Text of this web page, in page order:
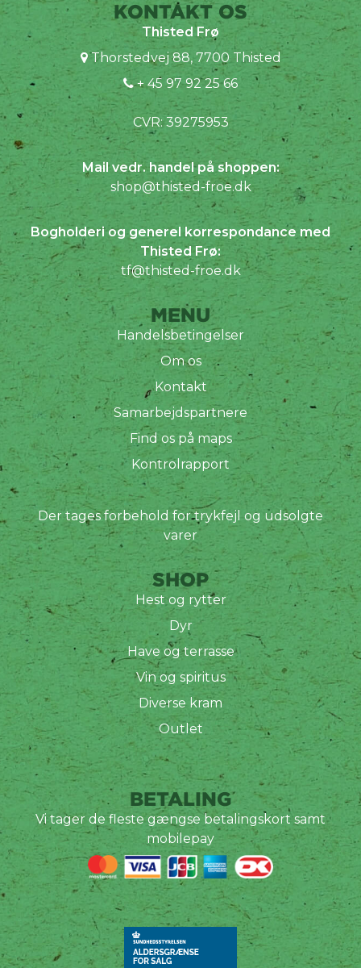
KONTAKT OS
Thisted Frø
Thorstedvej 88, 7700 Thisted
+ 45 97 92 25 66
CVR: 39275953
Mail vedr. handel på shoppen:
shop@thisted-froe.dk
Bogholderi og generel korrespondance med
Thisted Frø:
tf@thisted-froe.dk
MENU
Handelsbetingelser
Om os
Kontakt
Samarbejdspartnere
Find os på maps
Kontrolrapport
Der tages forbehold for trykfejl og udsolgte
varer
SHOP
Hest og rytter
Dyr
Have og terrasse
Vin og spiritus
Diverse kram
Outlet
BETALING
Vi tager de fleste gængse betalingskort samt
mobilepay